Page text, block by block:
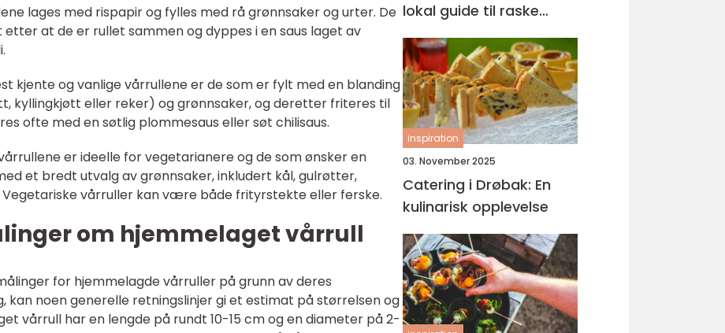
lages med rispapir og fylles med rå grønnsaker og urter. De
at de er rullet sammen og dyppes i en saus laget av
kjente og vanlige vårrullene er de som er fylt med en blanding
kyllingkjøtt eller reker) og grønnsaker, og deretter friteres til
ofte med en søtlig plommesaus eller søt chilisaus.
er ideelle for vegetarianere og de som ønsker en
et bredt utvalg av grønnsaker, inkludert kål, gulrøtter,
vårruller kan være både frityrstekte eller ferske.
om hjemmelaget vårrull
for hjemmelagde vårruller på grunn av deres
kan noen generelle retningslinjer gi et estimat på størrelsen og
vårrull har en lengde på rundt 10-15 cm og en diameter på 2-
lokal guide til raske
smaker på Sartor
inspiration
03. November 2025
Catering i Drøbak: En
kulinarisk opplevelse